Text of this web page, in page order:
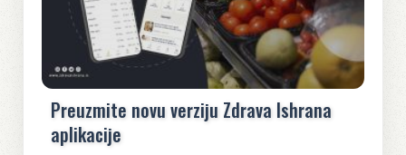
Preuzmite novu verziju Zdrava Ishrana
aplikacije